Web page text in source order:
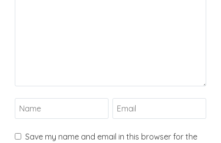
Save my name and email in this browser for the